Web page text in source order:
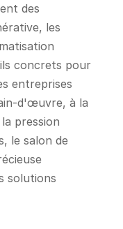
des
les
concrets pour
entreprises
d'œuvre, à la
pression
le salon de
solutions